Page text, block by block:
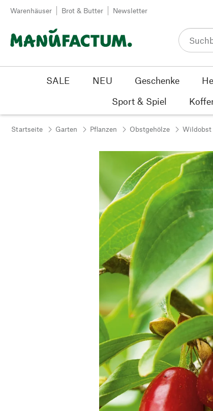
Zum Inhalt springen
Warenhäuser Brot & Butter Newsletter
SALE NEU Geschenke
Sport & Spiel
Startseite Garten Pflanzen Obstgehölze Wildobst